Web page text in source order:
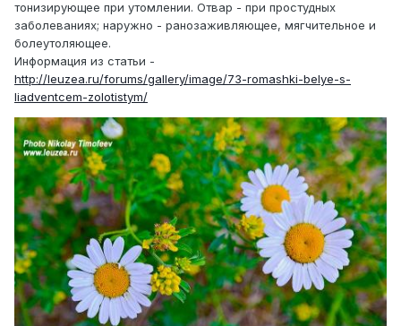
тонизирующее при утомлении. Отвар - при простудных
заболеваниях; наружно - ранозаживляющее, мягчительное и
болеутоляющее.
Информация из статьи -
http://leuzea.ru/forums/gallery/image/73-romashki-belye-s-
liadventcem-zolotistym/